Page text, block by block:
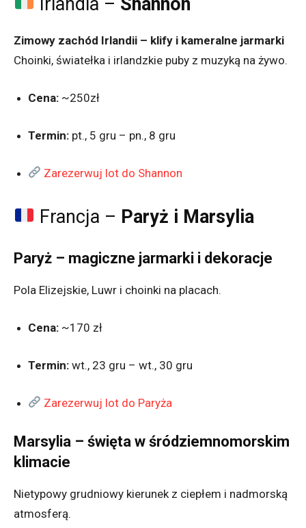
Zimowy zachód Irlandii – klify i kameralne jarmarki
Choinki, światełka i irlandzkie puby z muzyką na żywo.
Cena: ~250zł
Termin: pt., 5 gru – pn., 8 gru
Zarezerwuj lot do Shannon
Francja – Paryż i Marsylia
Paryż – magiczne jarmarki i dekoracje
Pola Elizejskie, Luwr i choinki na placach.
Cena: ~170 zł
Termin: wt., 23 gru – wt., 30 gru
Zarezerwuj lot do Paryża
Marsylia – święta w śródziemnomorskim
klimacie
Nietypowy grudniowy kierunek z ciepłem i nadmorską
atmosferą.